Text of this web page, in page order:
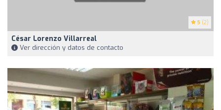
5 (2)
César Lorenzo Villarreal
Ver dirección y datos de contacto